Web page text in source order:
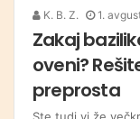
K. B. Z. 1.
Zakaj
oveni?
preprosta